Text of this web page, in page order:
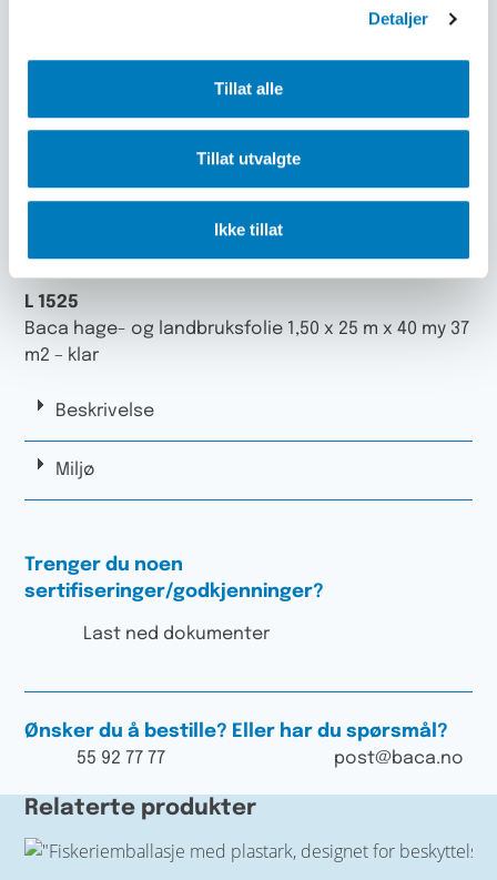
Detaljer
Tillat alle
Tillat utvalgte
Ikke tillat
m2 – sort
Baca hage- og landbruksfolie 4,00 x 25 m 150 my
L 1501
Baca hage- og landbruksfolie 1,50 x 100 m x 40 my
150 m2 – klar
L 1525
Baca hage- og landbruksfolie 1,50 x 25 m x 40 my 37
m2 – klar
Beskrivelse
Miljø
Trenger du noen
sertifiseringer/godkjenninger?
Last ned dokumenter
Ønsker du å bestille? Eller har du spørsmål?
55 92 77 77
post@baca.no
Relaterte produkter